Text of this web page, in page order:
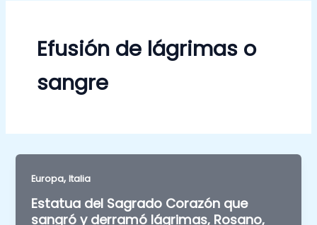
Efusión de lágrimas o
sangre
Europa,Italia
Estatua del Sagrado Corazón que
sangró y derramó lágrimas, Rosano,